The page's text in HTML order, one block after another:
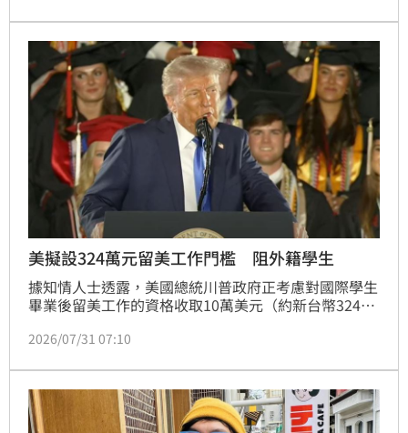
出，透過整合3D X-DRAM，此架構能大幅擴展AI晶片內
建容量。宏碁創辦人施振榮對此高度肯定，認為這項技
術突破將為台灣及全球半導體產業注入強勁動能，不僅
打破算力極限，更將推動供應鏈全面升級，鞏固台灣在
全球AI關鍵地位，為未來AI發展提供極具擴充性的核心
解決方案。
美擬設324萬元留美工作門檻 阻外籍學生
據知情人士透露，美國總統川普政府正考慮對國際學生
畢業後留美工作的資格收取10萬美元（約新台幣324萬
2026/07/31 07:10